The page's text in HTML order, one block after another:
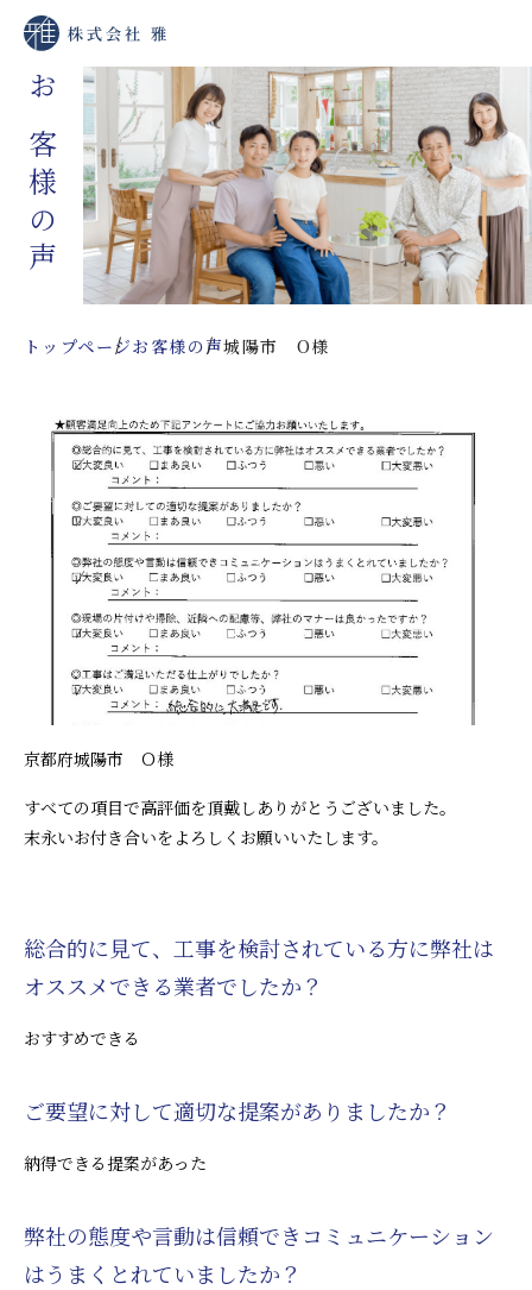
お客様の声
トップページお客様の声城陽市 O様
京都府城陽市 Ｏ様
すべての項目で高評価を頂戴しありがとうございました。
末永いお付き合いをよろしくお願いいたします。
総合的に見て、工事を検討されている方に弊社は
オススメできる業者でしたか？
おすすめできる
ご要望に対して適切な提案がありましたか？
納得できる提案があった
弊社の態度や言動は信頼できコミュニケーション
はうまくとれていましたか？